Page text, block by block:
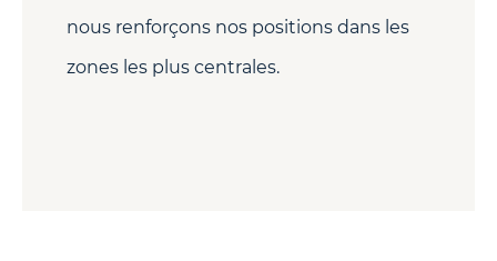
nous renforçons nos positions dans les
zones les plus centrales.